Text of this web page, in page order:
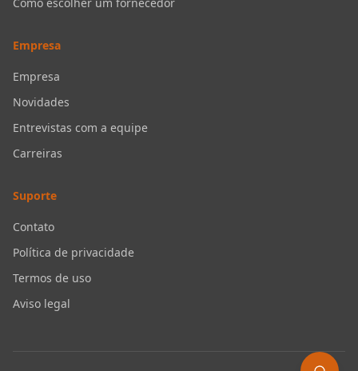
Empresa
Empresa
Novidades
Entrevistas com a equipe
Carreiras
Suporte
Contato
Política de privacidade
Termos de uso
Aviso legal